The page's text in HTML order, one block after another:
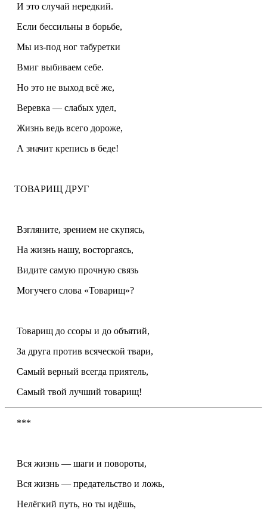
И это случай нередкий.
Если бессильны в борьбе,
Мы из-под ног табуретки
Вмиг выбиваем себе.
Но это не выход всё же,
Веревка — слабых удел,
Жизнь ведь всего дороже,
А значит крепись в беде!
ТОВАРИЩ ДРУГ
Взгляните, зрением не скупясь,
На жизнь нашу, восторгаясь,
Видите самую прочную связь
Могучего слова «Товарищ»?
Товарищ до ссоры и до объятий,
За друга против всяческой твари,
Самый верный всегда приятель,
Самый твой лучший товарищ!
***
Вся жизнь — шаги и повороты,
Вся жизнь — предательство и ложь,
Нелёгкий путь, но ты идёшь,